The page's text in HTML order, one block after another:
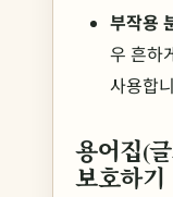
부작용
우 흔하
사용합
용어집(
보호하기